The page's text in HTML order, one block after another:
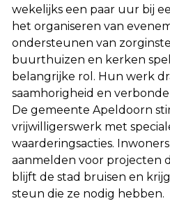
wekelijks een paar uur bij
het organiseren van
ondersteunen van
buurthuizen en kerken
belangrijke rol. Hun werk
saamhorigheid en
De gemeente Apeldoorn
vrijwilligerswerk met
waarderingsacties.
aanmelden voor projecten
blijft de stad bruisen en
steun die ze nodig hebben.